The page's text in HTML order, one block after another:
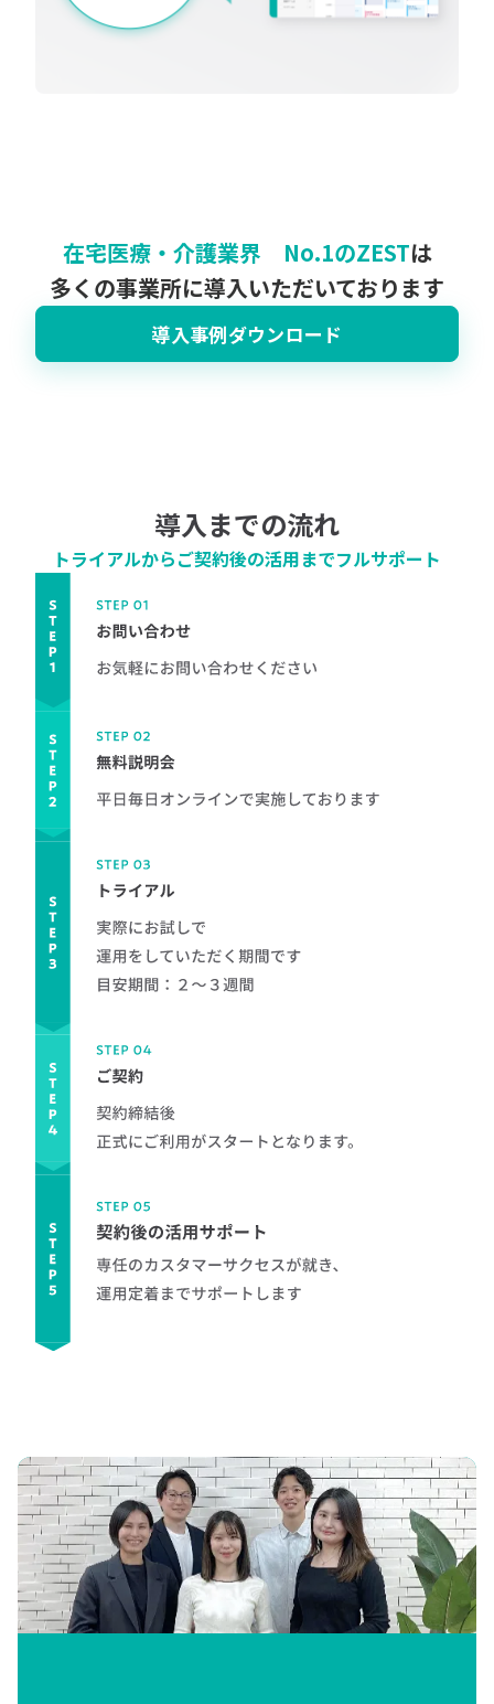
在宅医療・介護業界 No.1のZESTは
多くの事業所に導入いただいております
導入事例ダウンロード
導入までの流れ
トライアルからご契約後の活用までフルサポート